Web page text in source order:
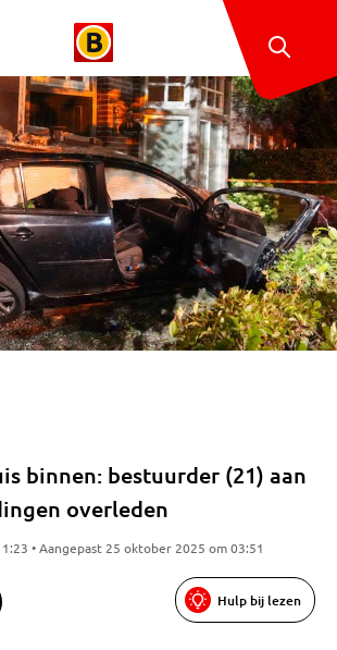
binnen: bestuurder (21) aan
overleden
• Aangepast 25 oktober 2025 om 03:51
Hulp bij lezen